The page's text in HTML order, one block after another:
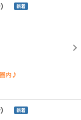
新着
内♪
新着